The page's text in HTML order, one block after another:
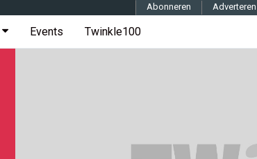
Events Twinkle100
Abonneren Adverteren